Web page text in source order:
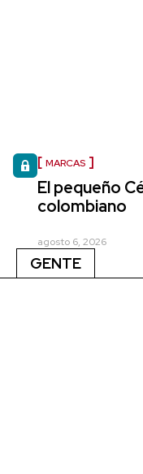
MARCAS
El pequeño
colombiano
agosto 6, 2026
GENTE